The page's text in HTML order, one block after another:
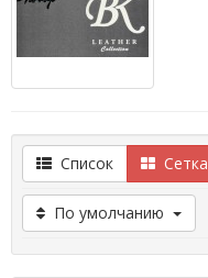
Список Сетка
По умолчанию